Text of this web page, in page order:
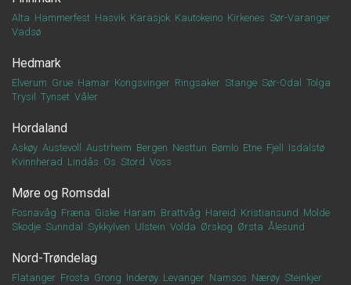
Alta Hammerfest Hasvik Karasjok Kautokeino Kirkenes Sør-Varanger
Vadsø
Hedmark
Elverum Grue Hamar Kongsvinger Ringsaker Stange Sør-Odal
Tolga
Trysil
Tynset Våler
Hordaland
Askøy Austevoll Austrheim Bergen Nesttun Bømlo Etne Fjell
Isdalstø
Kvinnherad Lindås Os Stord Voss
Møre og Romsdal
Fosnavåg Fræna Giske Haram Brattvåg Hareid Kristiansund Molde
Skodje Sunndal Sykkylven Ulstein Volda Ørskog Ørsta Ålesund
Nord-Trøndelag
Flatanger Frosta Grong Inderøy Levanger Namsos Nærøy Steinkjer